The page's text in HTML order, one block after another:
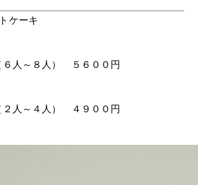
ケーキ
人～８人） ５６００円
人～４人） ４９００円